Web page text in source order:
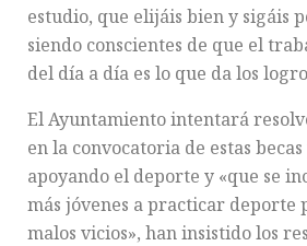
estudio, que elijáis bien y sigáis
siendo conscientes de que el
del día a día es lo que da los
El Ayuntamiento intentará
en la convocatoria de estas
apoyando el deporte y «que se
más jóvenes a practicar deporte
malos vicios», han insistido los